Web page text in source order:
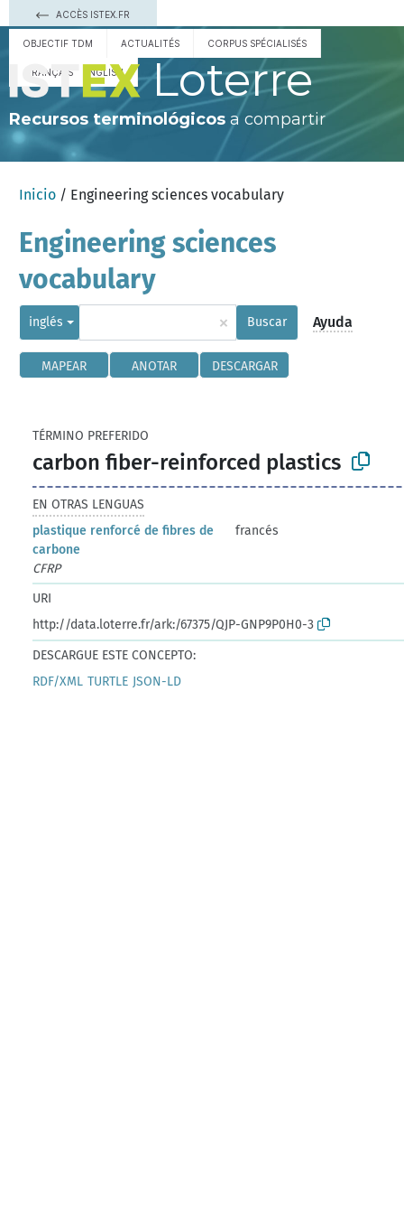
ACCÈS ISTEX.FR
OBJECTIF TDM ACTUALITÉS CORPUS SPÉCIALISÉS
FRANÇAIS ENGLISH Loterre
Recursos terminológicos a compartir
Inicio / Engineering sciences vocabulary
Engineering sciences
vocabulary
inglés × Buscar Ayuda
MAPEAR ANOTAR DESCARGAR
TÉRMINO PREFERIDO
carbon fiber-reinforced plastics
EN OTRAS LENGUAS
plastique renforcé de fibres de
carbone
francés
CFRP
URI
http://data.loterre.fr/ark:/67375/QJP-GNP9P0H0-3
DESCARGUE ESTE CONCEPTO:
RDF/XML TURTLE JSON-LD